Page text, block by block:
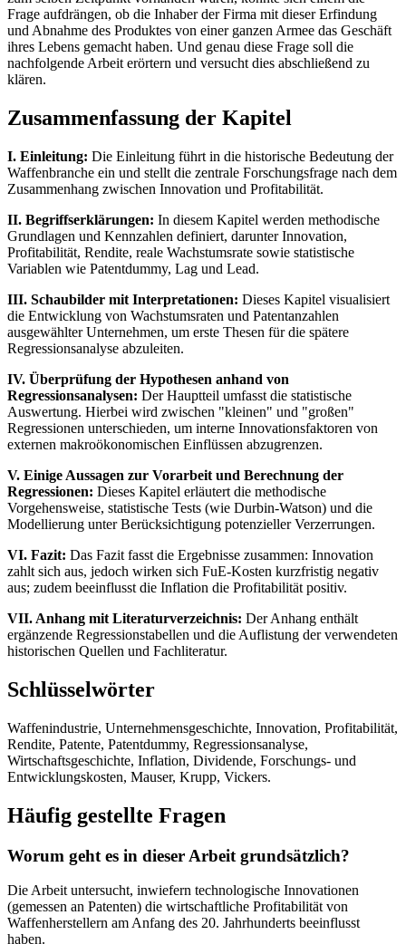
Frage aufdrängen, ob die Inhaber der Firma mit dieser Erfindung
und Abnahme des Produktes von einer ganzen Armee das Geschäft
ihres Lebens gemacht haben. Und genau diese Frage soll die
nachfolgende Arbeit erörtern und versucht dies abschließend zu
klären.
Zusammenfassung der Kapitel
I. Einleitung: Die Einleitung führt in die historische Bedeutung der
Waffenbranche ein und stellt die zentrale Forschungsfrage nach dem
Zusammenhang zwischen Innovation und Profitabilität.
II. Begriffserklärungen: In diesem Kapitel werden methodische
Grundlagen und Kennzahlen definiert, darunter Innovation,
Profitabilität, Rendite, reale Wachstumsrate sowie statistische
Variablen wie Patentdummy, Lag und Lead.
III. Schaubilder mit Interpretationen: Dieses Kapitel visualisiert
die Entwicklung von Wachstumsraten und Patentanzahlen
ausgewählter Unternehmen, um erste Thesen für die spätere
Regressionsanalyse abzuleiten.
IV. Überprüfung der Hypothesen anhand von
Regressionsanalysen: Der Hauptteil umfasst die statistische
Auswertung. Hierbei wird zwischen "kleinen" und "großen"
Regressionen unterschieden, um interne Innovationsfaktoren von
externen makroökonomischen Einflüssen abzugrenzen.
V. Einige Aussagen zur Vorarbeit und Berechnung der
Regressionen: Dieses Kapitel erläutert die methodische
Vorgehensweise, statistische Tests (wie Durbin-Watson) und die
Modellierung unter Berücksichtigung potenzieller Verzerrungen.
VI. Fazit: Das Fazit fasst die Ergebnisse zusammen: Innovation
zahlt sich aus, jedoch wirken sich FuE-Kosten kurzfristig negativ
aus; zudem beeinflusst die Inflation die Profitabilität positiv.
VII. Anhang mit Literaturverzeichnis: Der Anhang enthält
ergänzende Regressionstabellen und die Auflistung der verwendeten
historischen Quellen und Fachliteratur.
Schlüsselwörter
Waffenindustrie, Unternehmensgeschichte, Innovation, Profitabilität,
Rendite, Patente, Patentdummy, Regressionsanalyse,
Wirtschaftsgeschichte, Inflation, Dividende, Forschungs- und
Entwicklungskosten, Mauser, Krupp, Vickers.
Häufig gestellte Fragen
Worum geht es in dieser Arbeit grundsätzlich?
Die Arbeit untersucht, inwiefern technologische Innovationen
(gemessen an Patenten) die wirtschaftliche Profitabilität von
Waffenherstellern am Anfang des 20. Jahrhunderts beeinflusst
haben.